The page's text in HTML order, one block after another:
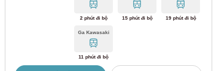
2 phút đi bộ 15 phút đi bộ 19 phút đi bộ
Ga Kawasaki
11 phút đi bộ